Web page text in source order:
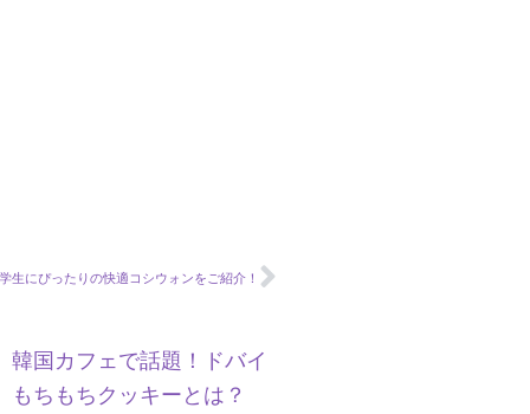
生にぴったりの快適コシウォンをご紹介！
韓国カフェで話題！ドバイ
もちもちクッキーとは？